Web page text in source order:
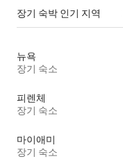
장기 숙박 인기 지역
뉴욕
장기 숙소
피렌체
장기 숙소
마이애미
장기 숙소